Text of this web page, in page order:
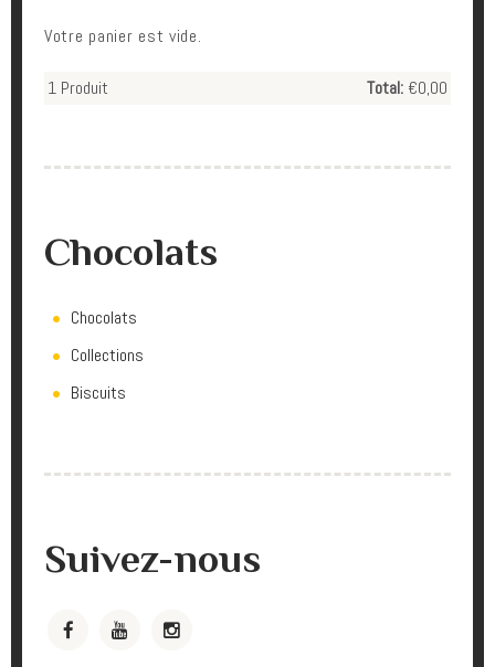
Votre panier est vide.
1 Produit Total: €0,00
Chocolats
Chocolats
Collections
Biscuits
Suivez-nous